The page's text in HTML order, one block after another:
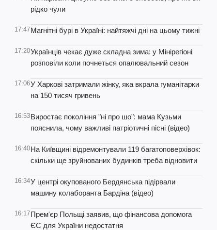
рідко чули
17:47Магнітні бурі в Україні: найтяжчі дні на цьому тижні
17:20Українців чекає дуже складна зима: у Мінірегіоні
розповіли коли почнеться опалювальний сезон
17:06У Харкові затримали жінку, яка вкрала гуманітарки
на 150 тисяч гривень
16:53Виростає покоління "ні про шо": мама Кузьми
пояснила, чому важливі патріотичні пісні (відео)
16:40На Київщині відремонтували 119 багатоповерхівок:
скільки ще зруйнованих будинків треба відновити
16:34У центрі окупованого Бердянська підірвали
машину колаборанта Бардіна (відео)
16:17Прем'єр Польщі заявив, що фінансова допомога
ЄС для України недостатня